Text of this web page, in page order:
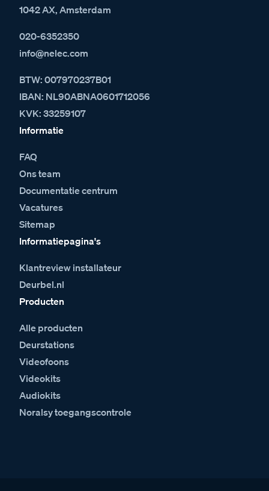
1042 AX, Amsterdam
020-6352350
info@nelec.com
BTW: 007970237B01
IBAN: NL90ABNA0601712056
KVK: 33259107
Informatie
FAQ
Ons team
Documentatie centrum
Vacatures
Sitemap
Informatiepagina's
Klantreview installateur
Deurbel.nl
Producten
Alle producten
Deurstations
Videofoons
Videokits
Audiokits
Noralsy toegangscontrole